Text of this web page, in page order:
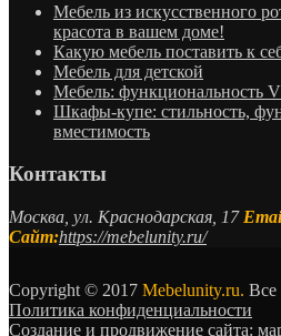
Мебель из искусственного
красота в вашем доме!
Какую мебель поставить к
Мебель для детской
Мебель: функциональность
Шкафы-купе: стильность,
вместимость
Контакты
Москва, ул. Краснодарская, 17
Сайт:https://mebelunity.ru/
Copyright © 2017 Mebelunity.ru. Все
Политика конфиденциальности
Создание и продвижение сайта: